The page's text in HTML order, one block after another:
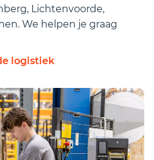
Lichtenvoorde,
We helpen je graag
logistiek